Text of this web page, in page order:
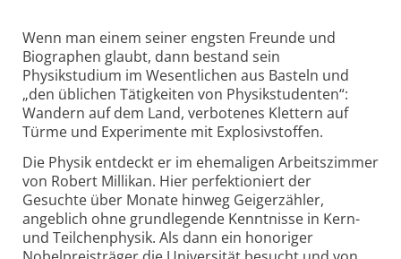
Wenn man einem seiner engsten Freunde und
Biographen glaubt, dann bestand sein
Physikstudium im Wesentlichen aus Basteln und
„den üblichen Tätigkeiten von Physikstudenten“:
Wandern auf dem Land, verbotenes Klettern auf
Türme und Experimente mit Explosivstoffen.
Die Physik entdeckt er im ehemaligen Arbeitszimmer
von Robert Millikan. Hier perfektioniert der
Gesuchte über Monate hinweg Geigerzähler,
angeblich ohne grundlegende Kenntnisse in Kern-
und Teilchenphysik. Als dann ein honoriger